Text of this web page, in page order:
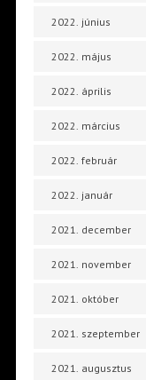
2022. június
2022. május
2022. április
2022. március
2022. február
2022. január
2021. december
2021. november
2021. október
2021. szeptember
2021. augusztus